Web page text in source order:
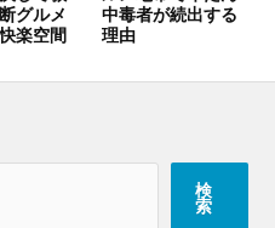
グルメ
楽空間
中毒者が続出する
理由
検
索